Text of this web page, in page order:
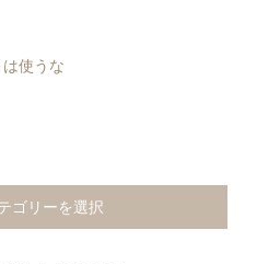
使うな
ゴリーを選択